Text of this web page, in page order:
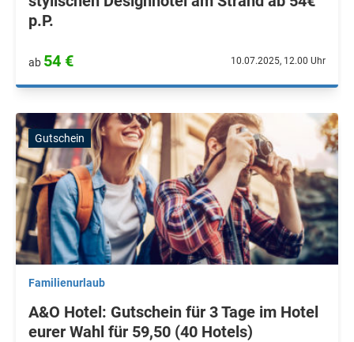
p.P.
ab 54 € 10.07.2025, 12.00 Uhr
Gutschein
Familienurlaub
A&O Hotel: Gutschein für 3 Tage im Hotel
eurer Wahl für 59,50 (40 Hotels)